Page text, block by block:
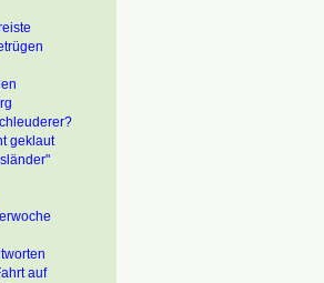
geklaut
auf